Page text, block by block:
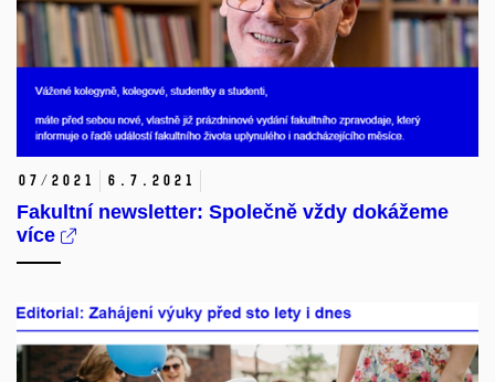
07/2021 6. 7. 2021
Fakultní newsletter: Společně vždy dokážeme
více